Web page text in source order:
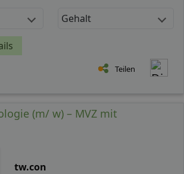
Gehalt
Teilen
(m/ w) – MVZ mit
tw.con